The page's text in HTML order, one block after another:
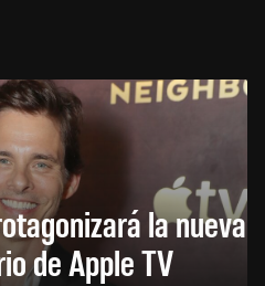
la nueva
de Apple TV